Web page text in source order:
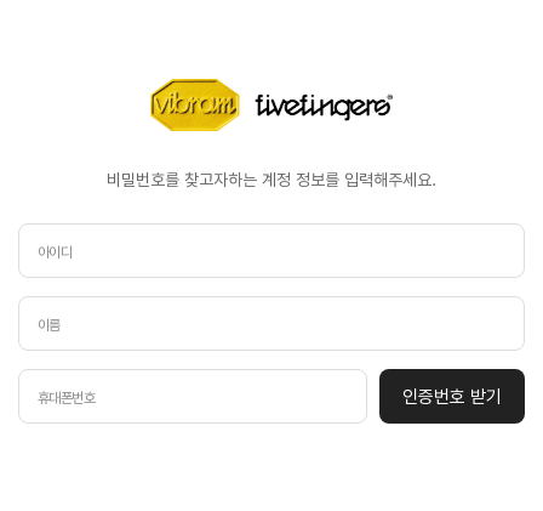
비밀번호를 찾고자하는 계정 정보를 입력해주세요.
인증번호 받기